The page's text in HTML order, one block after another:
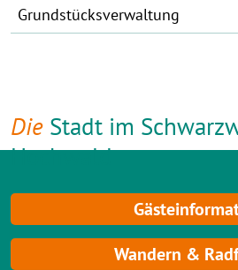
Grundstücksverwaltung
Die Stadt im
Hochwald
Wandern &